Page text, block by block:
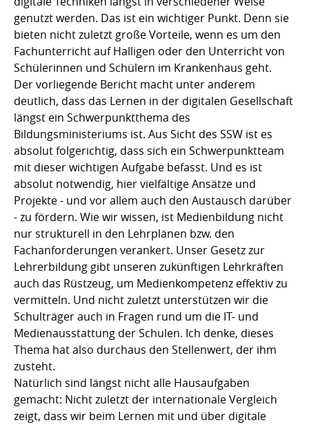
genutzt werden. Das ist ein wichtiger Punkt. Denn sie
bieten nicht zuletzt große Vorteile, wenn es um den
Fachunterricht auf Halligen oder den Unterricht von
Schülerinnen und Schülern im Krankenhaus geht.
Der vorliegende Bericht macht unter anderem
deutlich, dass das Lernen in der digitalen Gesellschaft
längst ein Schwerpunktthema des
Bildungsministeriums ist. Aus Sicht des SSW ist es
absolut folgerichtig, dass sich ein Schwerpunktteam
mit dieser wichtigen Aufgabe befasst. Und es ist
absolut notwendig, hier vielfältige Ansätze und
Projekte - und vor allem auch den Austausch darüber
- zu fördern. Wie wir wissen, ist Medienbildung nicht
nur strukturell in den Lehrplänen bzw. den
Fachanforderungen verankert. Unser Gesetz zur
Lehrerbildung gibt unseren zukünftigen Lehrkräften
auch das Rüstzeug, um Medienkompetenz effektiv zu
vermitteln. Und nicht zuletzt unterstützen wir die
Schulträger auch in Fragen rund um die IT- und
Medienausstattung der Schulen. Ich denke, dieses
Thema hat also durchaus den Stellenwert, der ihm
zusteht.
Natürlich sind längst nicht alle Hausaufgaben
gemacht: Nicht zuletzt der internationale Vergleich
zeigt, dass wir beim Lernen mit und über digitale